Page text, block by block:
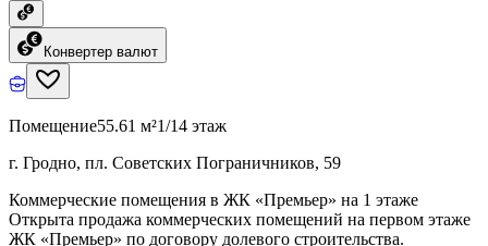
Конвертер валют
Помещение55.61 м²1/14 этаж
г. Гродно, пл. Советских Пограничников, 59
Коммерческие помещения в ЖК «Премьер» на 1 этаже
Открыта продажа коммерческих помещений на первом этаже
ЖК «Премьер» по договору долевого строительства.